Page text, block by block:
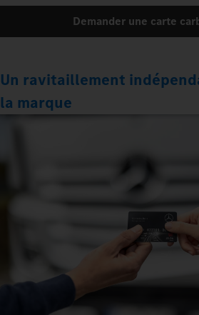
Demander une carte
Un ravitaillement
la marque